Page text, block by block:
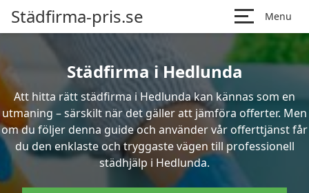
Städfirma-pris.se Menu
Städfirma i Hedlunda
Att hitta rätt städfirma i Hedlunda kan kännas som en
utmaning – särskilt när det gäller att jämföra offerter. Men
om du följer denna guide och använder vår offerttjänst får
du den enklaste och tryggaste vägen till professionell
städhjälp i Hedlunda.